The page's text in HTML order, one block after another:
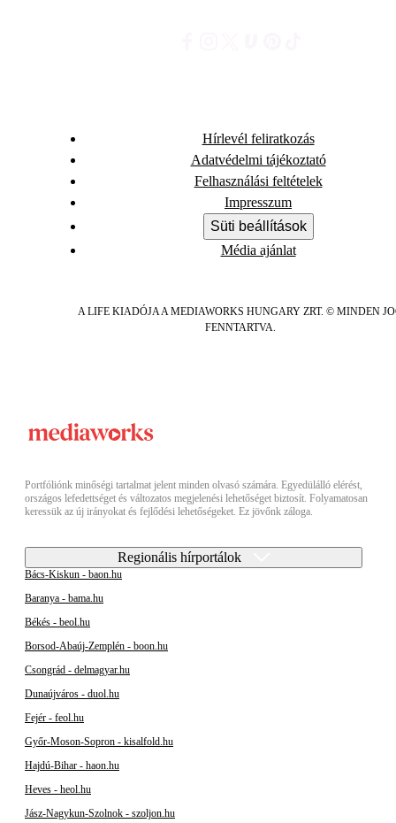
Hírlevél feliratkozás
Adatvédelmi tájékoztató
Felhasználási feltételek
Impresszum
Süti beállítások
Média ajánlat
A LIFE KIADÓJA A MEDIAWORKS HUNGARY ZRT. © MINDEN
FENNTARTVA.
Portfóliónk minőségi tartalmat jelent minden olvasó számára. Egyedülálló elérést,
országos lefedettséget és változatos megjelenési lehetőséget biztosít. Folyamatosan
keressük az új irányokat és fejlődési lehetőségeket. Ez jövőnk záloga.
Regionális hírportálok
Bács-Kiskun - baon.hu
Baranya - bama.hu
Békés - beol.hu
Borsod-Abaúj-Zemplén - boon.hu
Csongrád - delmagyar.hu
Dunaújváros - duol.hu
Fejér - feol.hu
Győr-Moson-Sopron - kisalfold.hu
Hajdú-Bihar - haon.hu
Heves - heol.hu
Jász-Nagykun-Szolnok - szoljon.hu